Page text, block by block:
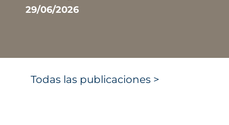
29/06/2026
Todas las publicaciones >